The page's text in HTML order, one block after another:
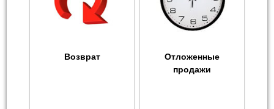
Возврат
Отложенные
продажи